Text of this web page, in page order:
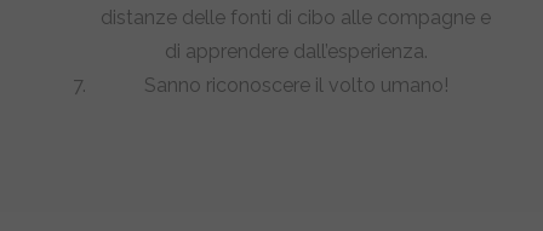
distanze delle fonti di cibo alle compagne e
di apprendere dall’esperienza.
Sanno riconoscere il volto umano!